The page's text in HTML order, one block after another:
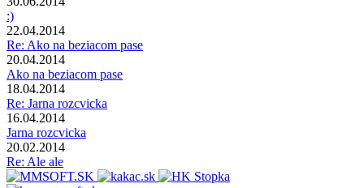
:)
22.04.2014
Re: Ako na beziacom pase
20.04.2014
Ako na beziacom pase
18.04.2014
Re: Jarna rozcvicka
16.04.2014
Jarna rozcvicka
20.02.2014
Re: Ale ale